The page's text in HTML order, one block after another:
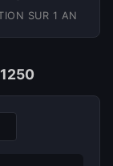
SUR 1 AN